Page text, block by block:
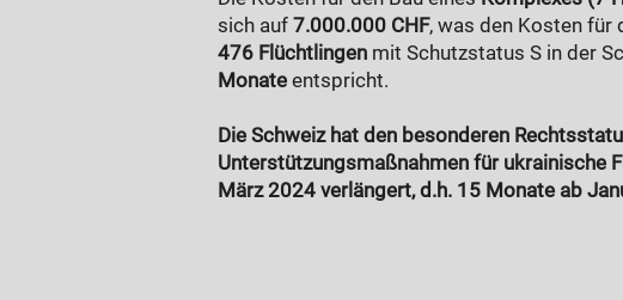
sich auf 7.000.000 CHF, was den Kosten für
476 Flüchtlingen mit Schutzstatus S in der
Monate entspricht.
Die Schweiz hat den besonderen
Unterstützungsmaßnahmen für ukrainische
März 2024 verlängert, d.h. 15 Monate ab